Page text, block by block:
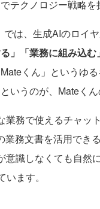
テクノロジー戦略を
は、生成AIのロイ
る」「業務に組み込
くん」というゆ
いうのが、Mateくん
務で使えるチャッ
務文書を活用でき
意識しなくても自然
ます。